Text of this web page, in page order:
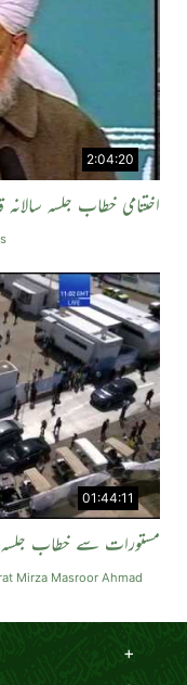
2:04:20
اختتامی خطاب جلسہ سالانہ
01:44:11
مستورات سے خطاب جلسہ
Mirza Masroor Ahmad